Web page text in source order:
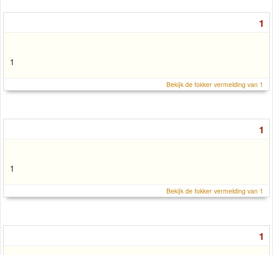
1
1
Bekijk de fokker vermelding van 1
1
1
Bekijk de fokker vermelding van 1
1